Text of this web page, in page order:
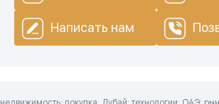
Написать нам